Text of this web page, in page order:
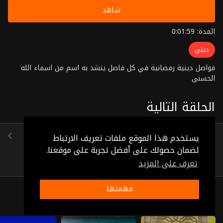
يستخدم هذا الموقع ملفات تعريف الارتباط
لضمان حصولك على أفضل تجربة على موقعنا.
تعرف على المزيد
فهمتها
شاهد
المدة: 0:01:59
ديني
فواصل دينية رمضانية في كل فاصل ينشد به اسم من اسماء الله
الحسنى
الحلقة التالية
الحلقة 43
(0:01:40)
ذات صلة